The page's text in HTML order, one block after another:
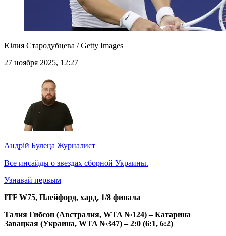
Юлия Стародубцева / Getty Images
27 ноября 2025, 12:27
Андрій Булеца Журналист
Все инсайды о звездах сборной Украины.
Узнавай первым
ITF W75, Плейфорд, хард, 1/8 финала
Талия Гибсон (Австралия, WTA №124) – Катарина
Завацкая (Украина, WTA №347) – 2:0 (6:1, 6:2)